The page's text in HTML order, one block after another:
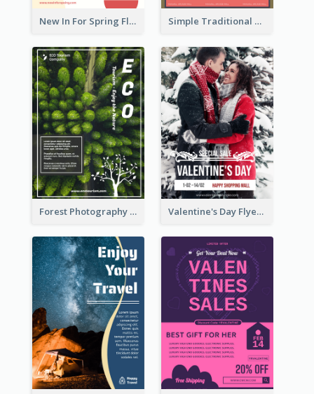
New In For Spring Flyer Simple Traditional CNY Sales Flyer Design
Forest Photography Flyer Of ECO Tourism Valentine's Day Flyer With Photo Of Couple